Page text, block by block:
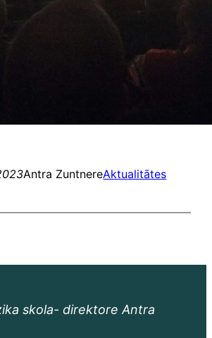
Antra ZuntnereAktualitātes
skola- direktore Antra